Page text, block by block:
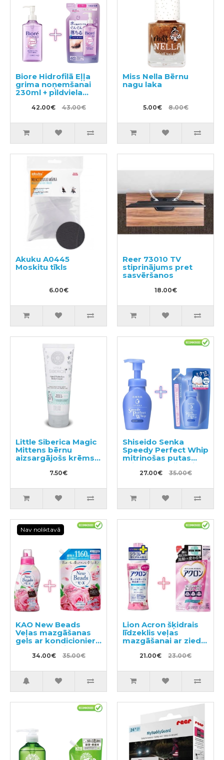
Biore Hidrofilā Eļļa
grima noņemšanai
230ml + pildviela
42.00€ 43.00€
Miss Nella Bērnu
nagu laka
5.00€ 8.00€
Akuku A0445
Moskitu tīkls
6.00€
Reer 73010 TV
stiprinājums pret
sasvēršanos
18.00€
Little Siberica Magic
Mittens bērnu
aizsargājošs krēms
7.50€
Shiseido Senka
Speedy Perfect Whip
mitrinošas putas
sejas mazgāšanai ar
hialuronskābi 150ml
27.00€ 35.00€
Nav noliktavā
KAO New Beads
Veļas mazgāšanas
gels ar kondicionieri
740g + pildviela
1160g34.00€ 35.00€
Lion Acron šķidrais
līdzeklis veļas
mazgāšanai ar ziedu
pildviela 400ml
21.00€ 23.00€